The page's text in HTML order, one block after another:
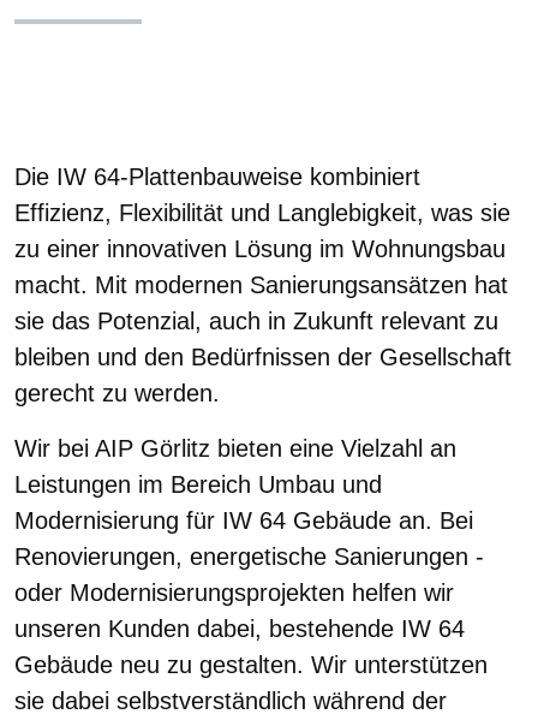
Die IW 64-Plattenbauweise kombiniert
Effizienz, Flexibilität und Langlebigkeit, was sie
zu einer innovativen Lösung im Wohnungsbau
macht. Mit modernen Sanierungsansätzen hat
sie das Potenzial, auch in Zukunft relevant zu
bleiben und den Bedürfnissen der Gesellschaft
gerecht zu werden.
Wir bei AIP Görlitz bieten eine Vielzahl an
Leistungen im Bereich Umbau und
Modernisierung für IW 64 Gebäude an. Bei
Renovierungen, energetische Sanierungen -
oder Modernisierungsprojekten helfen wir
unseren Kunden dabei, bestehende IW 64
Gebäude neu zu gestalten. Wir unterstützen
sie dabei selbstverständlich während der